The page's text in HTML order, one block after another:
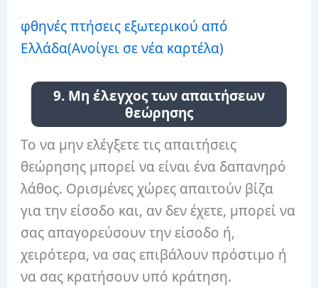
φθηνές πτήσεις εξωτερικού από
Ελλάδα(Ανοίγει σε νέα καρτέλα)
9. Μη έλεγχος των απαιτήσεων
θεώρησης
Το να μην ελέγξετε τις απαιτήσεις
θεώρησης μπορεί να είναι ένα δαπανηρό
λάθος. Ορισμένες χώρες απαιτούν βίζα
για την είσοδο και, αν δεν έχετε, μπορεί να
σας απαγορεύσουν την είσοδο ή,
χειρότερα, να σας επιβάλουν πρόστιμο ή
να σας κρατήσουν υπό κράτηση.